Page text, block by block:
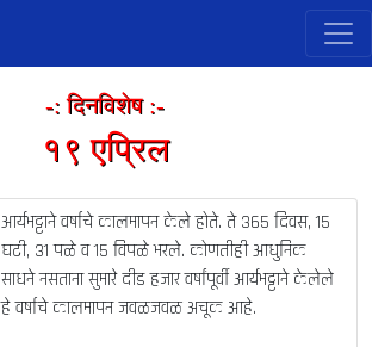
-: दिनविशेष :-
१९ एप्रिल
आर्यभट्टाने वर्षाचे कालमापन केले होते. ते ३६५ दिवस, १५
घटी, ३१ पळे व १५ विपळे भरले. कोणतीही आधुनिक
साधने नसताना सुमारे दीड हजार वर्षांपूर्वी आर्यभट्टाने केलेले
हे वर्षाचे कालमापन जवळजवळ अचूक आहे.